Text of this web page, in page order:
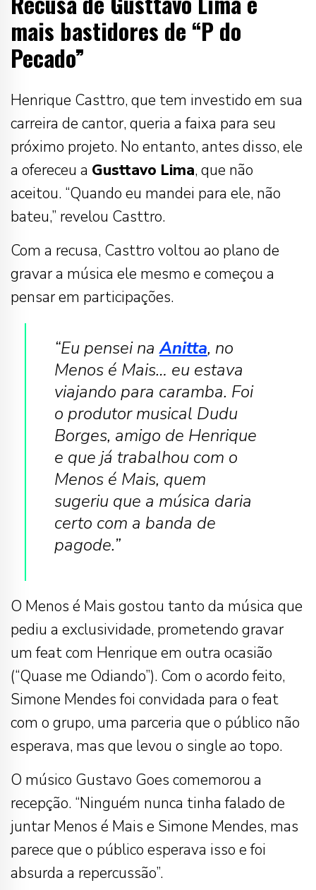
mais bastidores de “P do
Pecado”
Henrique Casttro, que tem investido em sua
carreira de cantor, queria a faixa para seu
próximo projeto. No entanto, antes disso, ele
a ofereceu a Gusttavo Lima, que não
aceitou. “Quando eu mandei para ele, não
bateu,” revelou Casttro.
Com a recusa, Casttro voltou ao plano de
gravar a música ele mesmo e começou a
pensar em participações.
“Eu pensei naAnitta, no
Menos é Mais… eu estava
viajando para caramba. Foi
o produtor musical Dudu
Borges, amigo de Henrique
e que já trabalhou com o
Menos é Mais, quem
sugeriu que a música daria
certo com a banda de
pagode.”
O Menos é Mais gostou tanto da música que
pediu a exclusividade, prometendo gravar
um feat com Henrique em outra ocasião
(“Quase me Odiando”). Com o acordo feito,
Simone Mendes foi convidada para o feat
com o grupo, uma parceria que o público não
esperava, mas que levou o single ao topo.
O músico Gustavo Goes comemorou a
recepção. “Ninguém nunca tinha falado de
juntar Menos é Mais e Simone Mendes, mas
parece que o público esperava isso e foi
absurda a repercussão”.